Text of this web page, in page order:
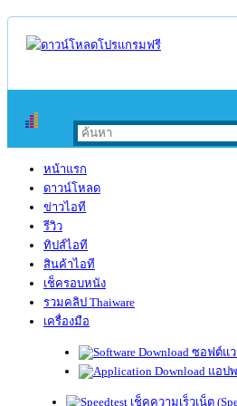
หน้าแรก
ดาวน์โหลด
ข่าวไอที
รีวิว
ทิปส์ไอที
สินค้าไอที
เช็ครอบหนัง
รวมคลิป Thaiware
เครื่องมือ
ซอฟต์แ
แอป
เช็คความเร็วเน็ต